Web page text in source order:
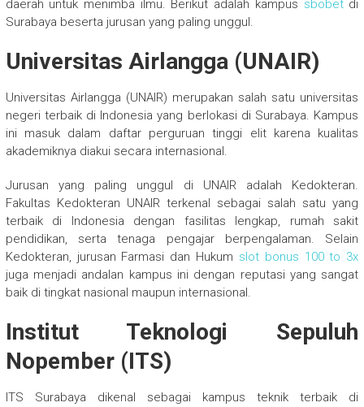
daerah untuk menimba ilmu. Berikut adalah kampus sbobetdi
Surabaya beserta jurusan yang paling unggul.
Universitas Airlangga (UNAIR)
Universitas Airlangga (UNAIR) merupakan salah satu universitas
negeri terbaik di Indonesia yang berlokasi di Surabaya. Kampus
ini masuk dalam daftar perguruan tinggi elit karena kualitas
akademiknya diakui secara internasional.
Jurusan yang paling unggul di UNAIR adalah Kedokteran.
Fakultas Kedokteran UNAIR terkenal sebagai salah satu yang
terbaik di Indonesia dengan fasilitas lengkap, rumah sakit
pendidikan, serta tenaga pengajar berpengalaman. Selain
Kedokteran, jurusan Farmasi dan Hukum slot bonus 100 to 3x
juga menjadi andalan kampus ini dengan reputasi yang sangat
baik di tingkat nasional maupun internasional.
Institut Teknologi Sepuluh
Nopember (ITS)
ITS Surabaya dikenal sebagai kampus teknik terbaik di